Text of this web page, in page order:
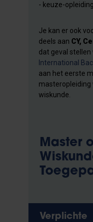
- keuze-
Je kan er ook
deels aan CY,
dat geval stellen
International
aan het eerste
masteropleiding
wiskunde.
Master
Verplichte